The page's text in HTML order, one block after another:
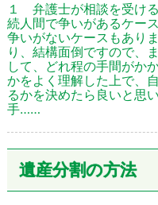
１ 弁護士が相談を受け
続人間で争いがあるケー
争いがないケースもあり
り、結構面倒ですので、
して、どれ程の手間がか
かをよく理解した上で、
るかを決めたら良いと
手……
遺産分割の方法